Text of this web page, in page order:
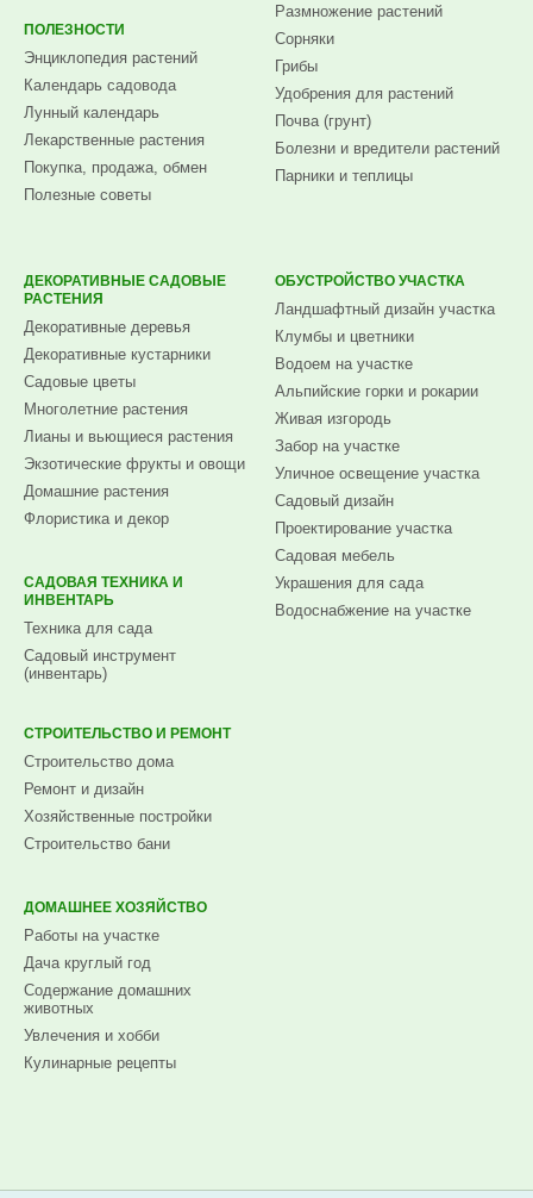
ПОЛЕЗНОСТИ
Энциклопедия растений
Календарь садовода
Лунный календарь
Лекарственные растения
Покупка, продажа, обмен
Полезные советы
Размножение растений
Сорняки
Грибы
Удобрения для растений
Почва (грунт)
Болезни и вредители растений
Парники и теплицы
ДЕКОРАТИВНЫЕ САДОВЫЕ
РАСТЕНИЯ
Декоративные деревья
Декоративные кустарники
Садовые цветы
Многолетние растения
Лианы и вьющиеся растения
Экзотические фрукты и овощи
Домашние растения
Флористика и декор
САДОВАЯ ТЕХНИКА И
ИНВЕНТАРЬ
Техника для сада
Садовый инструмент
(инвентарь)
ОБУСТРОЙСТВО УЧАСТКА
Ландшафтный дизайн участка
Клумбы и цветники
Водоем на участке
Альпийские горки и рокарии
Живая изгородь
Забор на участке
Уличное освещение участка
Садовый дизайн
Проектирование участка
Садовая мебель
Украшения для сада
Водоснабжение на участке
СТРОИТЕЛЬСТВО И РЕМОНТ
Строительство дома
Ремонт и дизайн
Хозяйственные постройки
Строительство бани
ДОМАШНЕЕ ХОЗЯЙСТВО
Работы на участке
Дача круглый год
Содержание домашних
животных
Увлечения и хобби
Кулинарные рецепты